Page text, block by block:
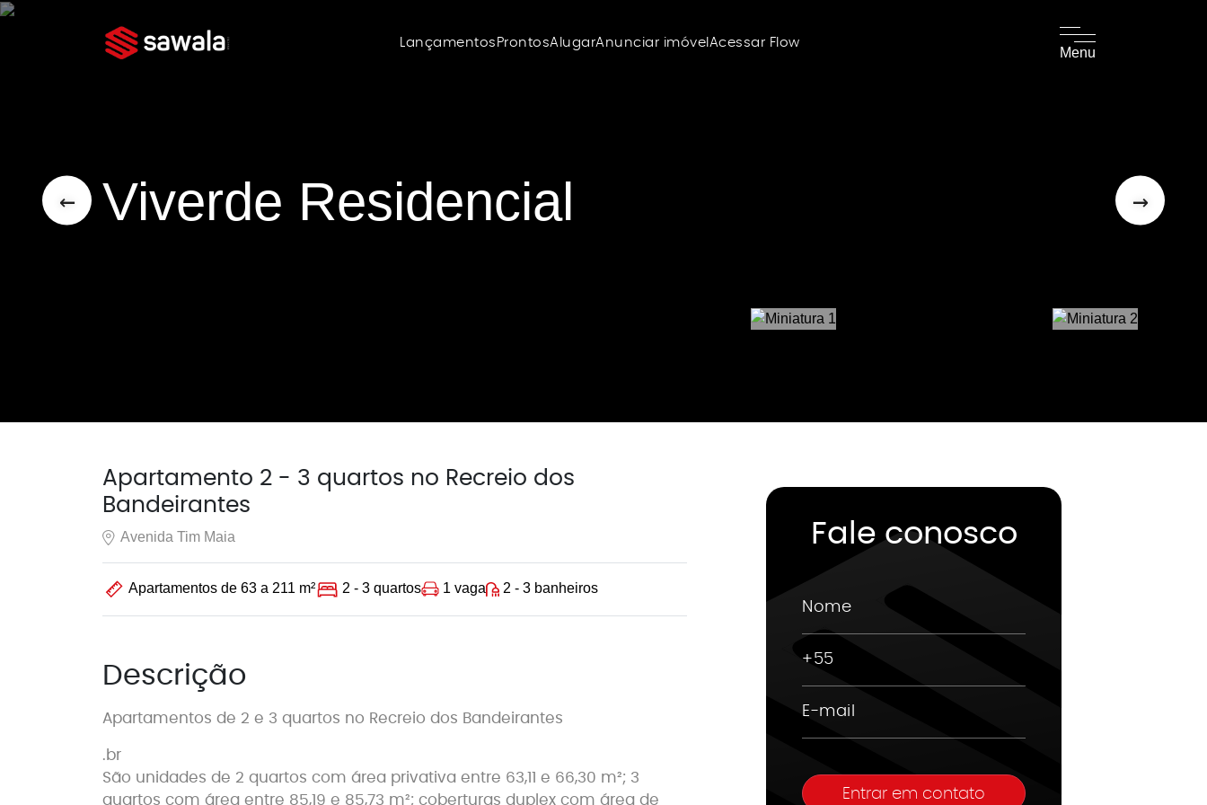
Lançamentos ProntosAlugarAnunciar imóvel Acessar Flow
Menu
← →
Viverde Residencial
Apartamento 2 - 3 quartos no Recreio dos
Bandeirantes
Avenida Tim Maia
Apartamentos de 63 a 211 m² 2 - 3 quartos 1 vaga 2 - 3 banheiros
Descrição
Apartamentos de 2 e 3 quartos no Recreio dos Bandeirantes
.br
São unidades de 2 quartos com área privativa entre 63,11 e 66,30 m²; 3
quartos com área entre 85,19 e 85,73 m²; coberturas duplex com área de
Fale conosco